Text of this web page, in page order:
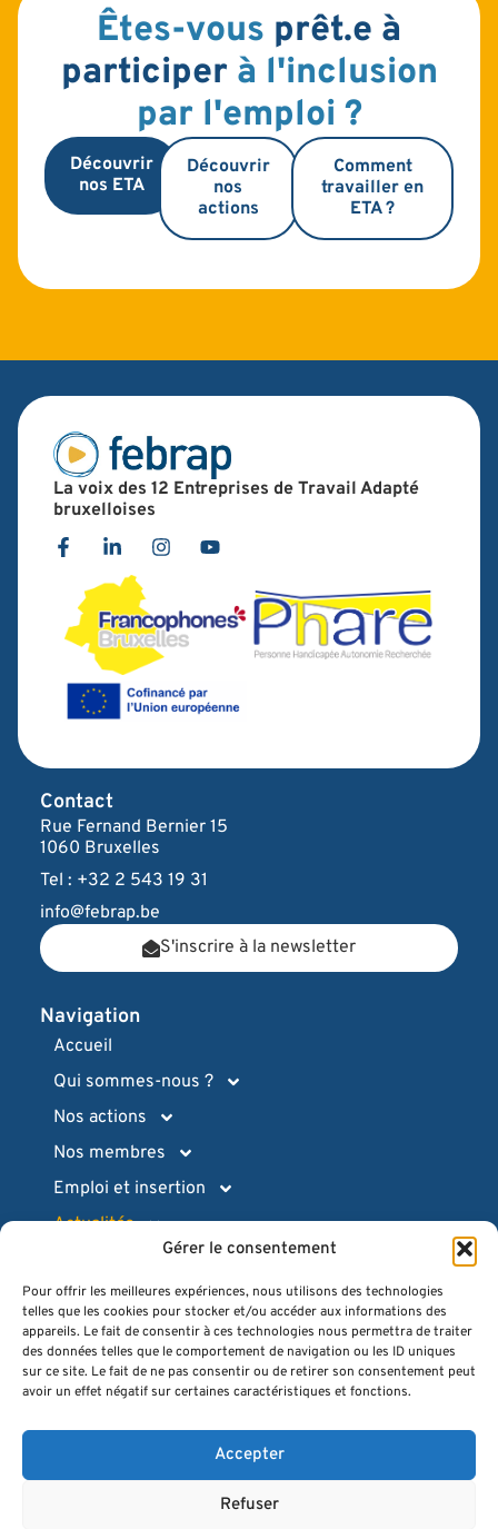
Gérer le consentement
Pour offrir les meilleures expériences, nous utilisons des technologies
telles que les cookies pour stocker et/ou accéder aux informations des
appareils. Le fait de consentir à ces technologies nous permettra de traiter
des données telles que le comportement de navigation ou les ID uniques
sur ce site. Le fait de ne pas consentir ou de retirer son consentement peut
avoir un effet négatif sur certaines caractéristiques et fonctions.
Accepter
Refuser
Êtes-vous prêt.e à
participer à l'inclusion
par l'emploi ?
Découvrir
nos ETA
Découvrir
nos
actions
Comment
travailler en
ETA ?
La voix des 12 Entreprises de Travail Adapté
bruxelloises
Navigation
Accueil
Qui sommes-nous ?
Nos actions
Nos membres
Emploi et insertion
Actualités
Ressources pratiques
Intranet (login)
Espace presse
Quiz
FAQ
Contact
Rue Fernand Bernier 15
1060 Bruxelles
Tel : +32 2 543 19 31
info@febrap.be
S'inscrire à la newsletter